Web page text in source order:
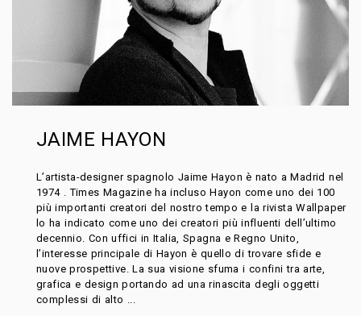
JAIME HAYON
L’artista-designer spagnolo Jaime Hayon è nato a Madrid nel
1974 . Times Magazine ha incluso Hayon come uno dei 100
più importanti creatori del nostro tempo e la rivista Wallpaper
lo ha indicato come uno dei creatori più influenti dell’ultimo
decennio. Con uffici in Italia, Spagna e Regno Unito,
l’interesse principale di Hayon è quello di trovare sfide e
nuove prospettive. La sua visione sfuma i confini tra arte,
grafica e design portando ad una rinascita degli oggetti
complessi di alto ...